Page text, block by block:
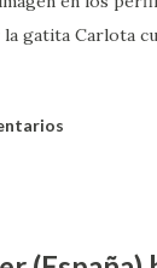
gatita Carlota